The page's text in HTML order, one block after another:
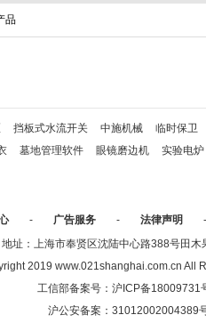
品
挡板式水流开关 中施机械 临时保卫
墓地管理软件 眼镜磨边机 实验电炉
- 广告服务 - 法律声明 -
址：上海市奉贤区沈陆中心路388号田
2019 www.021shanghai.com.cn All
工信部备案号： 沪ICP备18009731
沪公安备案： 31012002004389